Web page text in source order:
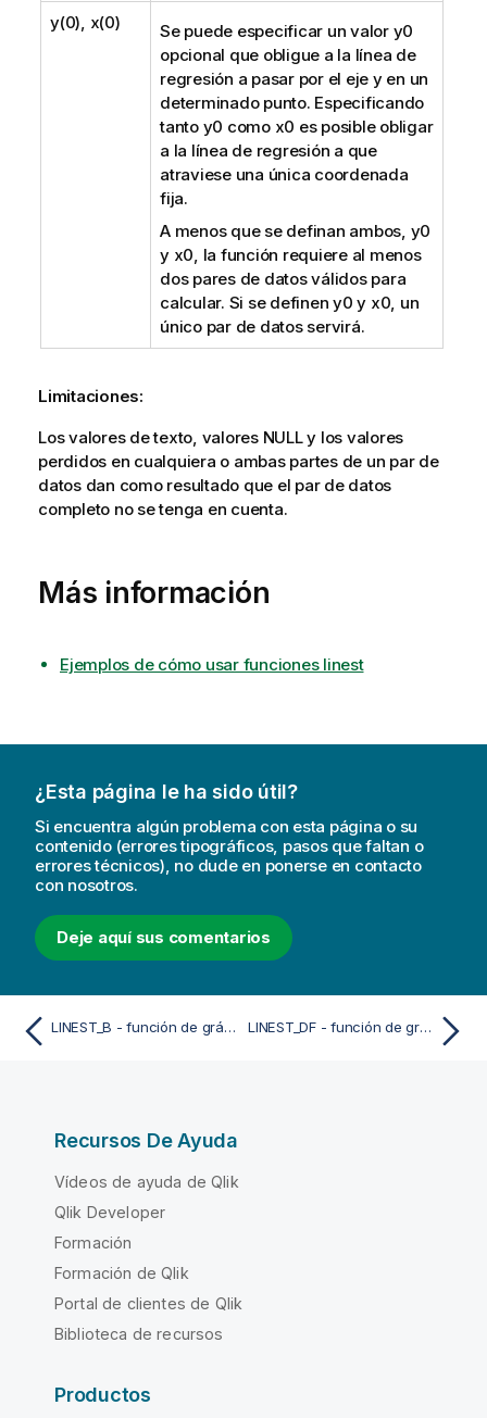
y(0), x(0) Se puede especificar un valor y0
opcional que obligue a la línea de
regresión a pasar por el eje y en un
determinado punto. Especificando
tanto y0 como x0 es posible obligar
a la línea de regresión a que
atraviese una única coordenada
fija.
A menos que se definan ambos, y0
y x0, la función requiere al menos
dos pares de datos válidos para
calcular. Si se definen y0 y x0, un
único par de datos servirá.
Limitaciones:
Los valores de texto, valores NULLy los valores
perdidos en cualquiera o ambas partes de un par de
datos dan como resultado que el par de datos
completo no se tenga en cuenta.
Más información
Ejemplos de cómo usar funciones linest
¿Esta página le ha sido útil?
Si encuentra algún problema con esta página o su
contenido (errores tipográficos, pasos que faltan o
errores técnicos), no dude en ponerse en contacto
con nosotros.
Deje aquí sus comentarios
LINEST_B - función de gráfico LINEST_DF - función de gráfico
Recursos De Ayuda
Vídeos de ayuda de Qlik
Qlik Developer
Formación
Formación de Qlik
Portal de clientes de Qlik
Biblioteca de recursos
Productos